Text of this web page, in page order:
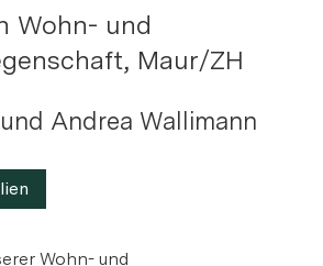
Wohn- und
Maur/ZH
Andrea Wallimann
Wohn- und